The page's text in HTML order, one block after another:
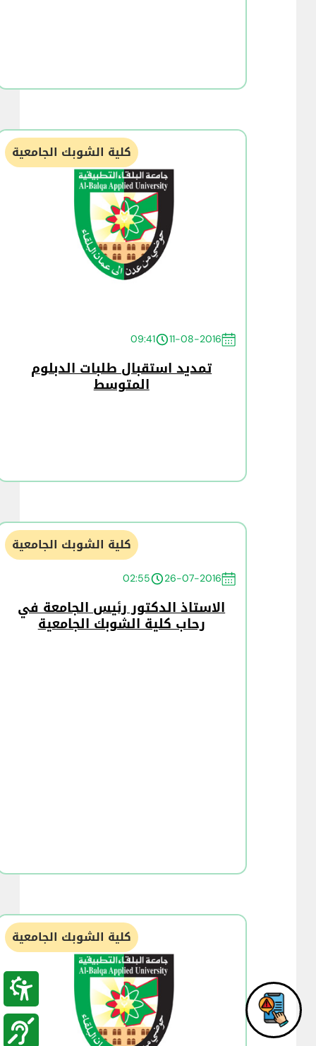
كلية الشوبك الجامعية
11-08-2016
09:41
تمديد استقبال طلبات الدبلوم
المتوسط
كلية الشوبك الجامعية
26-07-2016
02:55
الاستاذ الدكتور رئيس الجامعة في
رحاب كلية الشوبك الجامعية
كلية الشوبك الجامعية